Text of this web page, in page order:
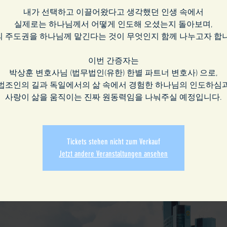
내가 선택하고 이끌어왔다고 생각했던 인생 속에서
실제로는 하나님께서 어떻게 인도해 오셨는지 돌아보며,
주도권을 하나님께 맡긴다는 것이 무엇인지 함께 나누고자 합
이번 간증자는
박상훈 변호사님 (법무법인(유한) 한별 파트너 변호사) 으로,
조인의 길과 독일에서의 삶 속에서 경험한 하나님의 인도하심
사랑이 삶을 움직이는 진짜 원동력임을 나눠주실 예정입니다.
Tickets stehen nicht zum Verkauf
Jetzt andere Veranstaltungen ansehen